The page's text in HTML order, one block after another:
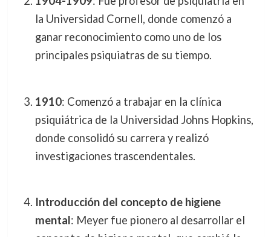
la Universidad Cornell, donde comenzó a
ganar reconocimiento como uno de los
principales psiquiatras de su tiempo.
1910: Comenzó a trabajar en la clínica
psiquiátrica de la Universidad Johns Hopkins,
donde consolidó su carrera y realizó
investigaciones trascendentales.
Introducción del concepto de higiene
mental: Meyer fue pionero al desarrollar el